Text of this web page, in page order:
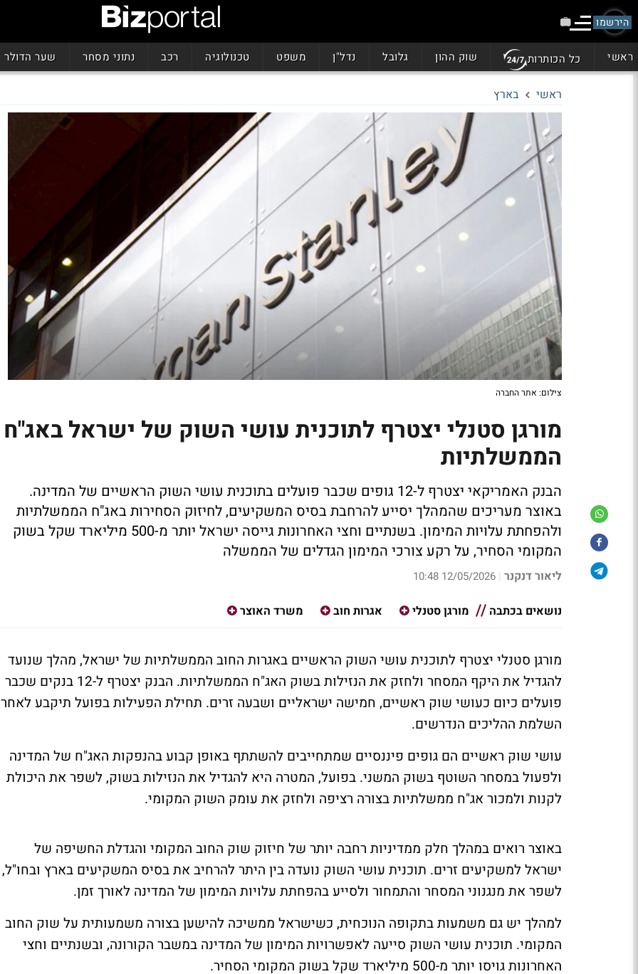
הירשמו
ראשי כל הכותרות שוק ההון גלובל נדל"ן משפט טכנולוגיה רכב נתוני מסחר שער הדולר
ראשי בארץ
צילום: אתר החברה
מורגן סטנלי יצטרף לתוכנית עושי השוק של ישראל באג"ח
הממשלתיות
הבנק האמריקאי יצטרף ל-12 גופים שכבר פועלים בתוכנית עושי השוק הראשיים של המדינה.
באוצר מעריכים שהמהלך יסייע להרחבת בסיס המשקיעים, לחיזוק הסחירות באג"ח הממשלתיות
ולהפחתת עלויות המימון. בשנתיים וחצי האחרונות גייסה ישראל יותר מ-500 מיליארד שקל בשוק
המקומי הסחיר, על רקע צורכי המימון הגדלים של הממשלה
ליאור דנקנר |
12/05/2026 10:48
נושאים בכתבה מורגן סטנלי אגרות חוב משרד האוצר
מורגן סטנלי יצטרף לתוכנית עושי השוק הראשיים באגרות החוב הממשלתיות של ישראל, מהלך שנועד
להגדיל את היקף המסחר ולחזק את הנזילות בשוק האג"ח הממשלתיות. הבנק יצטרף ל-12 בנקים שכבר
פועלים כיום כעושי שוק ראשיים, חמישה ישראליים ושבעה זרים. תחילת הפעילות בפועל תיקבע לאחר
השלמת ההליכים הנדרשים.
עושי שוק ראשיים הם גופים פיננסיים שמתחייבים להשתתף באופן קבוע בהנפקות האג"ח של המדינה
ולפעול במסחר השוטף בשוק המשני. בפועל, המטרה היא להגדיל את הנזילות בשוק, לשפר את היכולת
לקנות ולמכור אג"ח ממשלתיות בצורה רציפה ולחזק את עומק השוק המקומי.
באוצר רואים במהלך חלק ממדיניות רחבה יותר של חיזוק שוק החוב המקומי והגדלת החשיפה של
ישראל למשקיעים זרים. תוכנית עושי השוק נועדה בין היתר להרחיב את בסיס המשקיעים בארץ ובחו"ל,
לשפר את מנגנוני המסחר והתמחור ולסייע בהפחתת עלויות המימון של המדינה לאורך זמן.
למהלך יש גם משמעות בתקופה הנוכחית, כשישראל ממשיכה להישען בצורה משמעותית על שוק החוב
המקומי. תוכנית עושי השוק סייעה לאפשרויות המימון של המדינה במשבר הקורונה, ובשנתיים וחצי
האחרונות גויסו יותר מ-500 מיליארד שקל בשוק המקומי הסחיר.